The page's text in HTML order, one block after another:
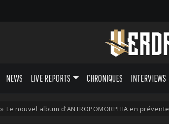
NEWS LIVE REPORTS CHRONIQUES INTERVIEWS
» Le nouvel album d'ANTROPOMORPHIA en prévente